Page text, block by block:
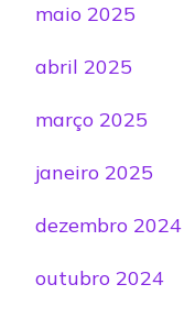
maio 2025
abril 2025
março 2025
janeiro 2025
dezembro 2024
outubro 2024